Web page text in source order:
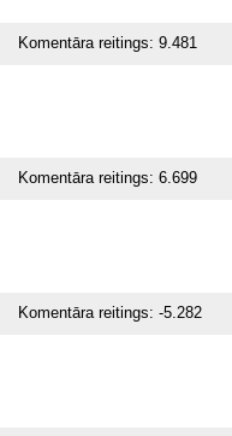
Komentāra reitings:9.481
Komentāra reitings:6.699
Komentāra reitings:-5.282